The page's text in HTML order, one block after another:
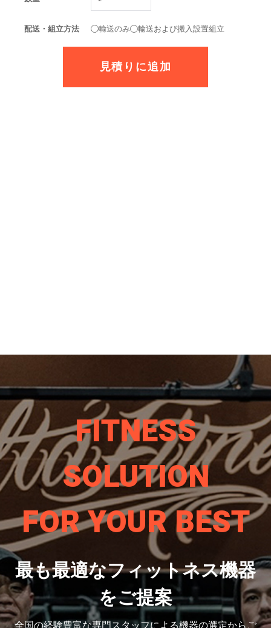
配送・組立方法 輸送のみ 輸送および搬入設置組立
FITNESS
SOLUTION
FOR YOUR BEST
最も最適なフィットネス機器
をご提案
全国の経験豊富な専門スタッフによる機器の選定からご